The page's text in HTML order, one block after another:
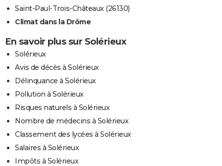
Saint-Paul-Trois-Châteaux (26130)
Climat dans la Drôme
En savoir plus sur Solérieux
Solérieux
Avis de décès à Solérieux
Délinquance à Solérieux
Pollution à Solérieux
Risques naturels à Solérieux
Nombre de médecins à Solérieux
Classement des lycées à Solérieux
Salaires à Solérieux
Impôts à Solérieux